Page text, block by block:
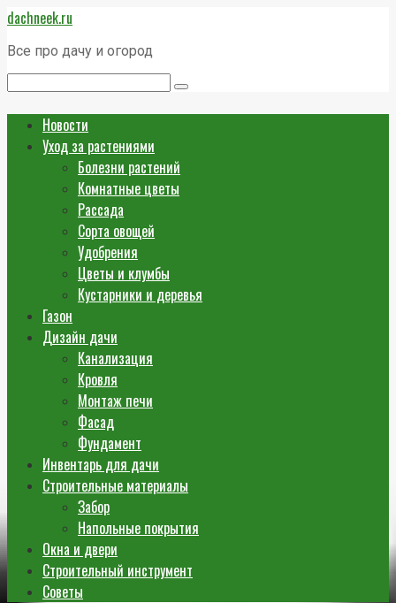
Перейти
к
контенту
dachneek.ru
Все про дачу и огород
Новости
Уход за растениями
Болезни растений
Комнатные цветы
Рассада
Сорта овощей
Удобрения
Цветы и клумбы
Кустарники и деревья
Газон
Дизайн дачи
Канализация
Кровля
Монтаж печи
Фасад
Фундамент
Инвентарь для дачи
Строительные материалы
Забор
Напольные покрытия
Окна и двери
Строительный инструмент
Советы